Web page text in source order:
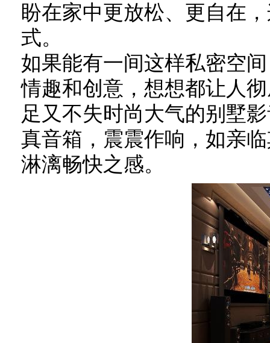
盼在家中更放松、更自在
式。
如果能有一间这样私密空
情趣和创意，想想都让人
足又不失时尚大气的别墅
真音箱，震震作响，如亲
淋漓畅快之感。